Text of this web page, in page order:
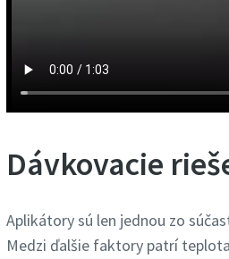
Dávkovacie
Aplikátory sú len jednou zo
Medzi ďalšie faktory patrí